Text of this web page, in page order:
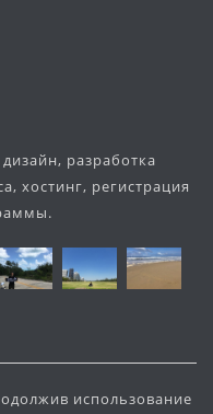
разработка
хостинг, регистрация
использование